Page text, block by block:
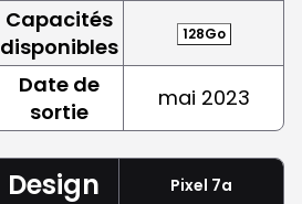
Capacités
disponibles
128Go
Date de
sortie
mai 2023
Design Pixel 7a